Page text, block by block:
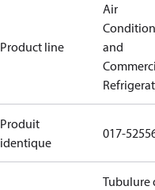
CMIMEACGLKR
TYSK
Product line
Air
and
Produit
identique
017-
Tubulure